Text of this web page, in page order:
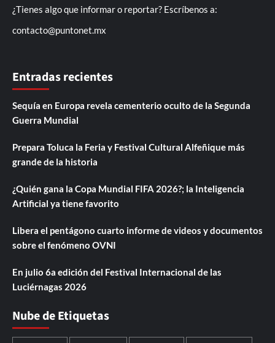
¿Tienes algo que informar o reportar? Escríbenos a:
contacto@puntonet.mx
Entradas recientes
Sequía en Europa revela cementerio oculto de la Segunda
Guerra Mundial
Prepara Toluca la Feria y Festival Cultural Alfeñique más
grande de la historia
¿Quién gana la Copa Mundial FIFA 2026?; la Inteligencia
Artificial ya tiene favorito
Libera el pentágono cuarto informe de videos y documentos
sobre el fenómeno OVNI
En julio 6a edición del Festival Internacional de las
Luciérnagas 2026
Nube de Etiquetas